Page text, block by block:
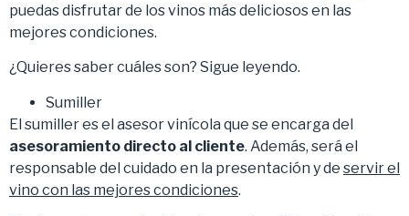
puedas disfrutar de los vinos más deliciosos en las
mejores condiciones.
¿Quieres saber cuáles son? Sigue leyendo.
Sumiller
El sumiller es el asesor vinícola que se encarga del
asesoramiento directo al cliente. Además, será el
responsable del cuidado en la presentación y de servir el
vino con las mejores condiciones.